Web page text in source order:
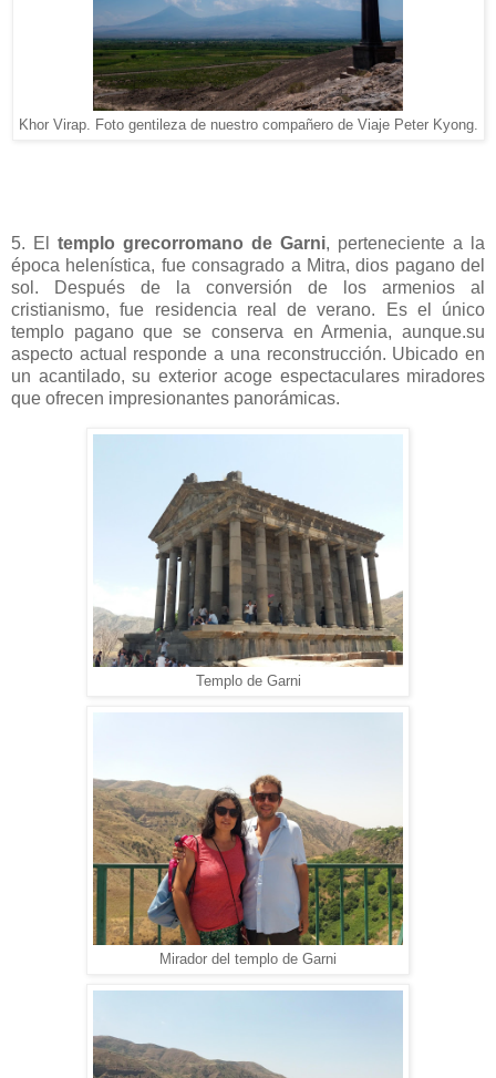
Khor Virap. Foto gentileza de nuestro compañero de Viaje Peter Kyong.
5. El templo grecorromano de Garni, perteneciente a la
época helenística, fue consagrado a Mitra, dios pagano del
sol. Después de la conversión de los armenios al
cristianismo, fue residencia real de verano. Es el único
templo pagano que se conserva en Armenia, aunque.su
aspecto actual responde a una reconstrucción. Ubicado en
un acantilado, su exterior acoge espectaculares miradores
que ofrecen impresionantes panorámicas.
Templo de Garni
Mirador del templo de Garni